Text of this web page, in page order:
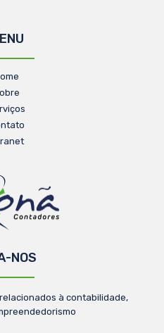
NOS
à contabilidade,